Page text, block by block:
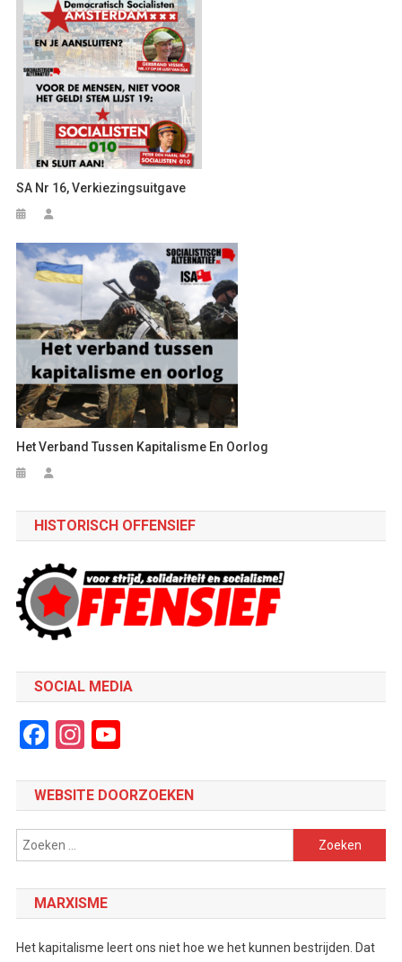
SA Nr 16, Verkiezingsuitgave
Het Verband Tussen Kapitalisme En Oorlog
HISTORISCH OFFENSIEF
SOCIAL MEDIA
Facebook
Instagram
YouTube
WEBSITE DOORZOEKEN
Zoeken
naar:
MARXISME
Het kapitalisme leert ons niet hoe we het kunnen bestrijden. Dat